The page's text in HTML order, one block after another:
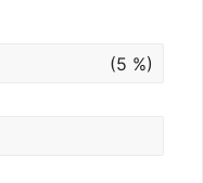
(5 %)